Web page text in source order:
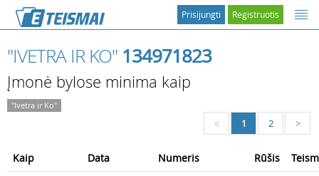
Registruotis
Prisijungti
"IVETRA IR KO" 134971823
Įmonė bylose minima kaip
"Ivetra ir Ko"
< 1 2 >
Kaip Data Numeris Rūšis